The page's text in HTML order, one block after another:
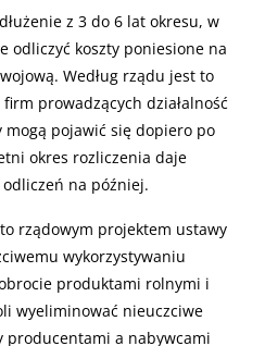
z 3 do 6 lat okresu, w
odliczyć koszty poniesione na
Według rządu jest to
prowadzących działalność
pojawić się dopiero po
okres rozliczenia daje
na później.
rządowym projektem ustawy
wykorzystywaniu
produktami rolnymi i
wyeliminować nieuczciwe
producentami a nabywcami